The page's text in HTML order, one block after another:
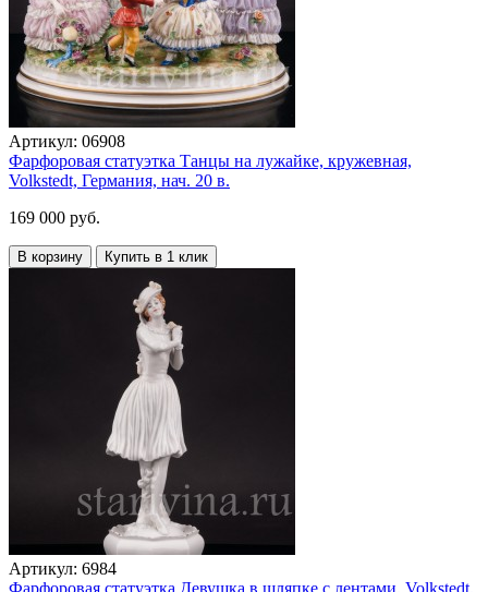
Артикул: 06908
Фарфоровая статуэтка Танцы на лужайке, кружевная,
Volkstedt, Германия, нач. 20 в.
169 000 руб.
В корзину Купить в 1 клик
Артикул: 6984
Фарфоровая статуэтка Девушка в шляпке с лентами, Volkstedt,